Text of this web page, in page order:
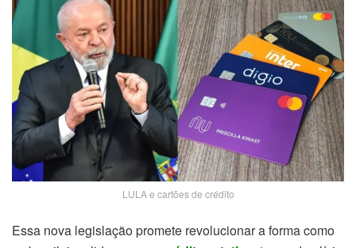
LULA e cartões de crédito
Essa nova legislação promete revolucionar a forma como